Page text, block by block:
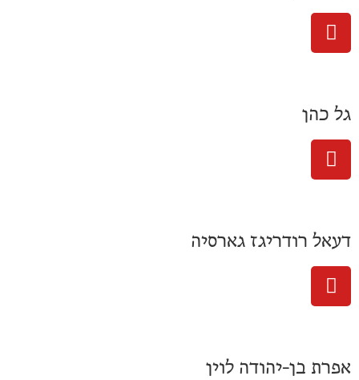
גל כהן
דעאל רודריגז גארסיה
אפרת בן-יהודה לוין